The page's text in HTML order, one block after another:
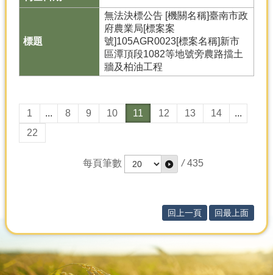
無法決標公告 [機關名稱]臺南市政
府農業局[標案案
號]105AGR0023[標案名稱]新市
區潭頂段1082等地號旁農路擋土
牆及柏油工程
1 ... 8 9 10 11 12 13 14
...
22
每頁筆數 / 435
回上一頁 回最上面